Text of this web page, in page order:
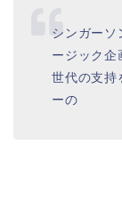
シンガーソ
ージック企
世代の支持
ーの